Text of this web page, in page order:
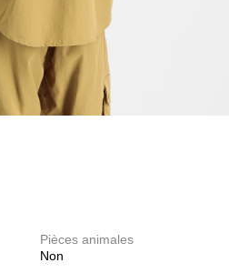
Pièces animales
Non